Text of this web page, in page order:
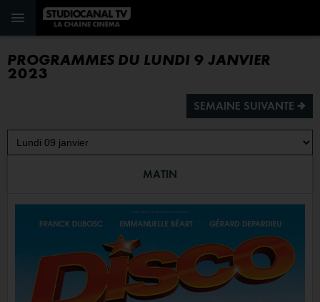
PROGRAMMES DU LUNDI 9 JANVIER
2023
SEMAINE SUIVANTE ª
MATIN